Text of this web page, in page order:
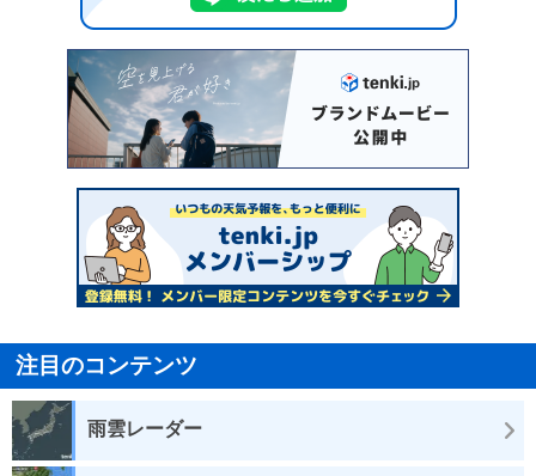
注目のコンテンツ
雨雲レーダー